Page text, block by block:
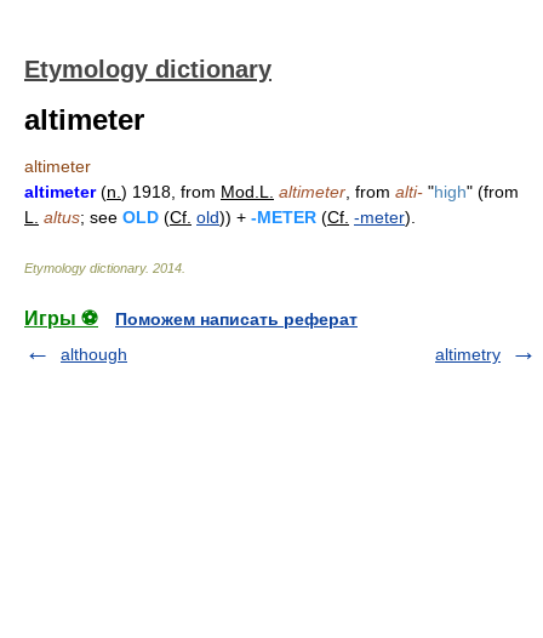
Etymology dictionary
altimeter
altimeter
altimeter(n. ) 1918, from Mod.L. altimeter , from alti- "high" (from
L.
altus; see OLD (Cf. old)) + -METER (Cf. -meter).
Etymology dictionary. 2014
Игры ⚽
Поможем написать реферат
although
altimetry